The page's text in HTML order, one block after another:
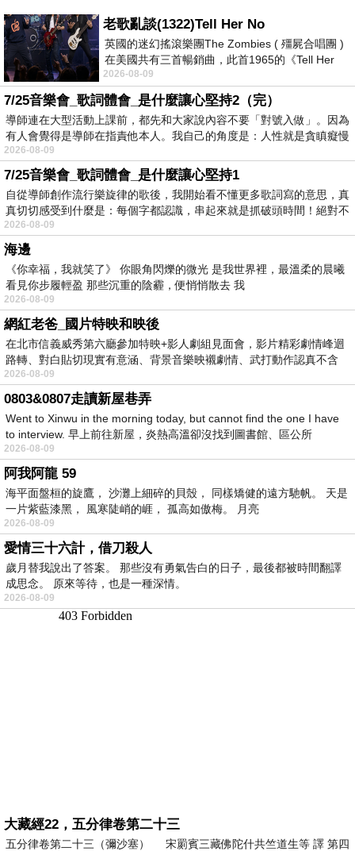
老歌亂談(1322)Tell Her No
英國的迷幻搖滾樂團The Zombies ( 殭屍合唱團 )
在美國共有三首暢銷曲，此首1965的《Tell Her
No》即為其中之一，在告示牌百大單曲
2026-08-09
7/25音樂會_歌詞體會_是什麼讓心堅持2（完）
導師連在大型活動上課前，都先和大家說內容不要「對號入做」。因為
有人會覺得是導師在指責他本人。我自己的角度是：人性就是貪瞋癡慢
2026-08-09
7/25音樂會_歌詞體會_是什麼讓心堅持1
自從導師創作流行樂旋律的歌後，我開始看不懂更多歌詞寫的意思，真
真切切感受到什麼是：每個字都認識，串起來就是抓破頭時間！絕對不
2026-08-09
海邊
《你幸福，我就笑了》 你眼角閃爍的微光 是我世界裡，最溫柔的晨曦
看見你步履輕盈 那些沉重的陰霾，便悄悄散去 我
2026-08-09
網紅老爸_國片特映和映後
在北市信義威秀第六廳參加特映+影人劇組見面會，影片精彩劇情峰迴
路轉、對白貼切現實有意涵、背景音樂映襯劇情、武打動作認真不含
糊、
2026-08-09
0803&0807走讀新屋巷弄
Went to Xinwu in the morning today, but cannot find the one I have
to interview. 早上前往新屋，炎熱高溫卻沒找到圖書館、區公所
2026-08-09
阿我阿龍 59
海平面盤桓的旋鷹， 沙灘上細碎的貝殼， 同樣矯健的遠方馳帆。 天是
一片紫藍漆黑， 風寒陡峭的崕， 孤高如傲梅。 月亮
2026-08-09
愛情三十六計，借刀殺人
歲月替我說出了答案。 那些沒有勇氣告白的日子，最後都被時間翻譯
成思念。 原來等待，也是一種深情。
2026-08-09
大藏經22，五分律卷第二十三
五分律卷第二十三（彌沙塞） 宋罽賓三藏佛陀什共竺道生等 譯 第四